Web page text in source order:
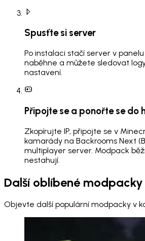
Spusťte si server
Po instalaci stačí server v
naběhne a můžete sledovat
nastavení.
Připojte se a ponořte se do
Zkopírujte IP, připojte se v
kamarády na Backrooms Next
multiplayer server. Modpack
nestahují.
Další oblíbené modpacky
Objevte další populární modpacky v